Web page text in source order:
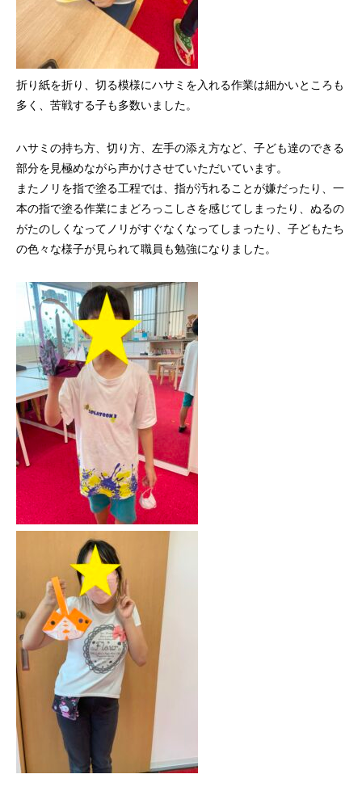
折り紙を折り、切る模様にハサミを入れる作業は細かいところも
多く、苦戦する子も多数いました。
ハサミの持ち方、切り方、左手の添え方など、子ども達のできる
部分を見極めながら声かけさせていただいています。
またノリを指で塗る工程では、指が汚れることが嫌だったり、一
本の指で塗る作業にまどろっこしさを感じてしまったり、ぬるの
がたのしくなってノリがすぐなくなってしまったり、子どもたち
の色々な様子が見られて職員も勉強になりました。